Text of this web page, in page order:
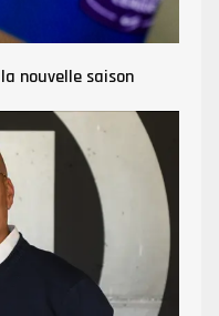
nouvelle saison